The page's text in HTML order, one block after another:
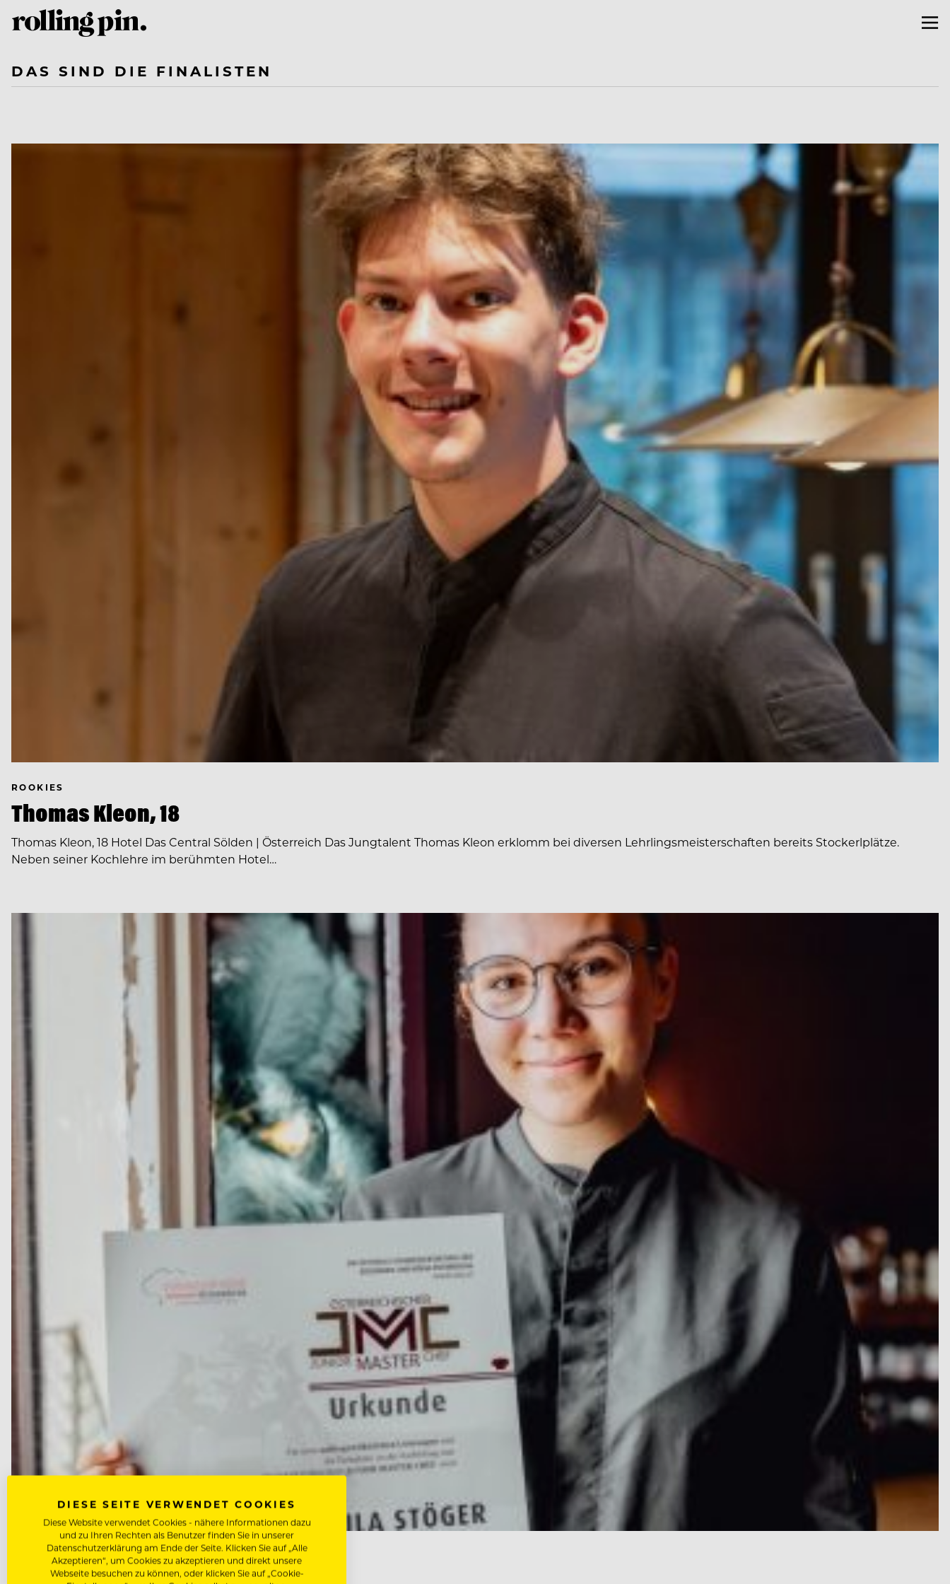
DAS SIND DIE FINALISTEN
ROOKIES
Thomas Kleon, 18
Thomas Kleon, 18 Hotel Das Central Sölden | Österreich Das Jungtalent Thomas Kleon erklomm bei diversen Lehrlingsmeisterschaften bereits Stockerlplätze.
Neben seiner Kochlehre im berühmten Hotel…
ROOKIES
DIESE SEITE VERWENDET COOKIES
Diese Website verwendet Cookies - nähere Informationen dazu
und zu Ihren Rechten als Benutzer finden Sie in unserer
Datenschutzerklärung am Ende der Seite. Klicken Sie auf „Alle
Akzeptieren“, um Cookies zu akzeptieren und direkt unsere
Webseite besuchen zu können, oder klicken Sie auf „Cookie-